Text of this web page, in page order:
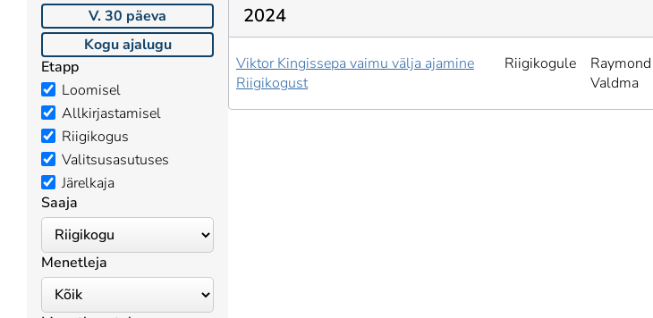
V. 30 päeva
Kogu ajalugu
Etapp
Loomisel
Allkirjastamisel
Riigikogus
Valitsusasutuses
Järelkaja
Saaja
Menetleja
2024
Viktor Kingissepa vaimu välja ajamine
Riigikogust
Riigikogule
Raymond
Valdma